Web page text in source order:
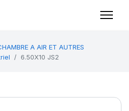
A AIR ET AUTRES
6.50X10 JS2